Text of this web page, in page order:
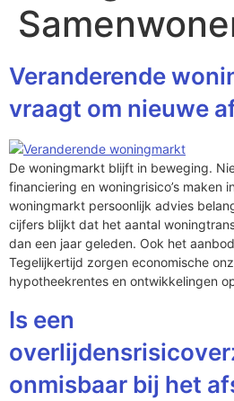
Veranderende
vraagt om nieuwe
De woningmarkt blijft in beweging.
financiering en woningrisico’s maken
woningmarkt persoonlijk advies
cijfers blijkt dat het aantal
dan een jaar geleden. Ook het
Tegelijkertijd zorgen economische
hypotheekrentes en ontwikkelingen
Is een
onmisbaar bij het